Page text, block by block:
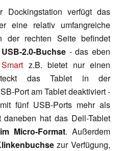
Dockingstation verfügt das
eine relativ umfangreiche
der rechten Seite befindet
USB-2.0-Buchse - das eben
z.B. bietet nur einen
Steckt das Tablet in der
Port am Tablet deaktiviert -
fünf USB-Ports mehr als
hat das Dell-Tablet
Micro-Format. Außerdem
zur Verfügung,